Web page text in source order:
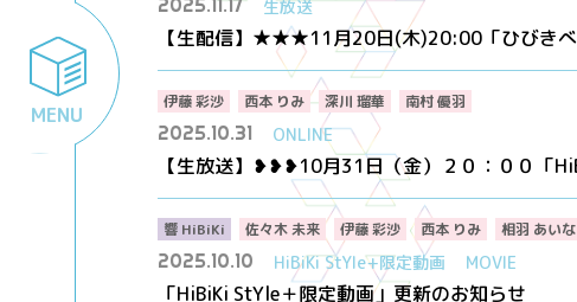
MENU
2025.11.17 生放送
【生配信】★★★11月20日(木)20:00「ひびき
伊藤 彩沙 西本 りみ 深川 瑠華 南村 優羽
2025.10.31 ONLINE
【生放送】❥❥❥10月31日（金）２０：００「
響 HiBiKi 佐々木 未来 伊藤 彩沙 西本 りみ 相羽 あいな
2025.10.10 HiBiKi StYle+限定動画 MOVIE
「HiBiKi StYle＋限定動画」更新のお知らせ